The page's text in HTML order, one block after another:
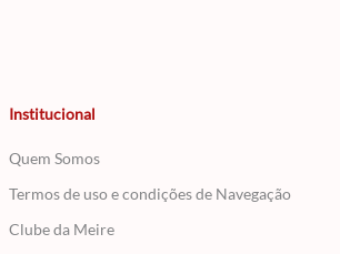
Institucional
Quem Somos
Termos de uso e condições de Navegação
Clube da Meire